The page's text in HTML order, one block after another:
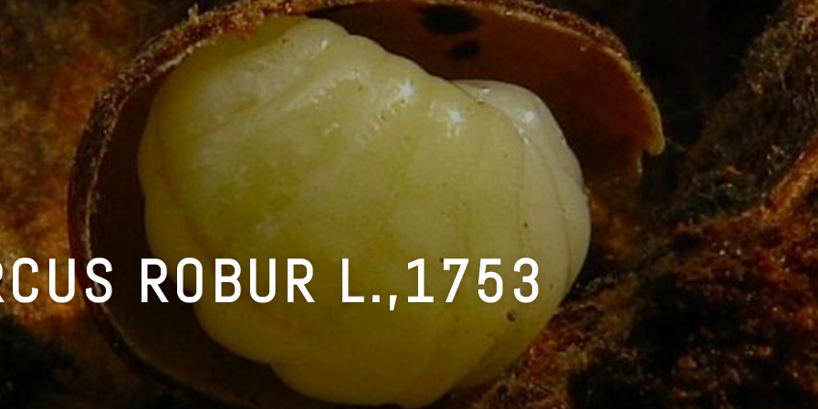
ROBUR L.,1753